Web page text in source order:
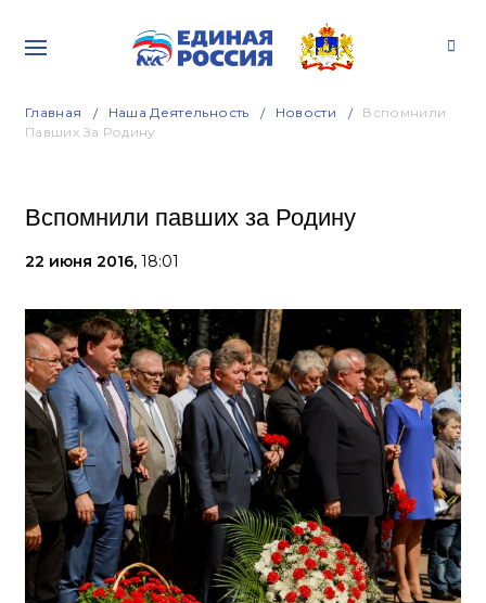
Главная Наша Деятельность Новости
Вспомнили
Павших За Родину
Вспомнили павших за Родину
22 июня 2016, 18:01